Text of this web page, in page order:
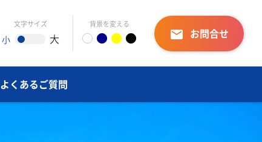
文字サイズ
小 大
背景を変える
email お問合せ
よくあるご質問